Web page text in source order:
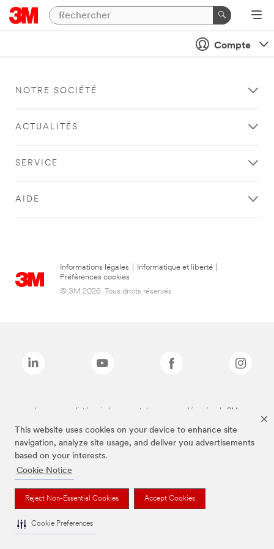
This website uses cookies on your device to enhance site
navigation, analyze site usage, and deliver you advertisements
based on your interests.
Cookie Notice
Reject Non-Essential Cookies Accept Cookies
Cookie Preferences
Compte
NOTRE SOCIÉTÉ
ACTUALITÉS
SERVICE
AIDE
Informations légales Informatique et liberté
Préférences cookies
© 3M 2026. Tous droits réservés.
Les marques listées ci-dessus sont des marques déposées de 3M.